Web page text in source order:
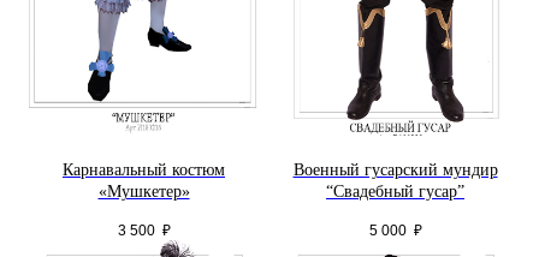
Карнавальный костюм
«Мушкетер»
3 500 ₽
Военный гусарский мундир
“Свадебный гусар”
5 000 ₽